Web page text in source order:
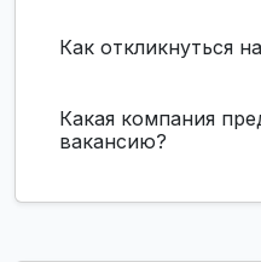
Как откликнуться
Какая компания
вакансию?